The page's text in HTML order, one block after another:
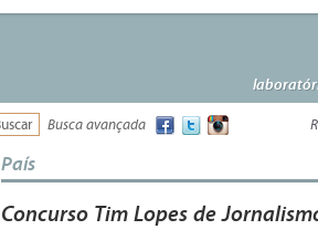
Busca avançada
País
Concurso Tim Lopes de